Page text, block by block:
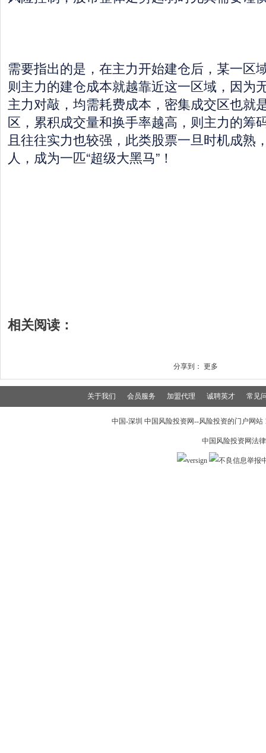
需要指出的是，在主力开始建仓后，某一区
则主力的建仓成本就越靠近这一区域，因为
主力对敲，均需耗费成本，密集成交区也就
区，累积成交量和换手率越高，则主力的筹
且往往实力也较强，此类股票一旦时机成熟
人，成为一匹“超级大黑马”！
相关阅读：
分享到： 更多
关于我们 会员服务 加盟代理 诚聘英才 常见
中国-深圳 中国风险投资网--风险投资的门户网
中国风险投资网法